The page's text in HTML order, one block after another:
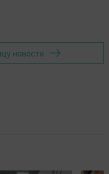
новости